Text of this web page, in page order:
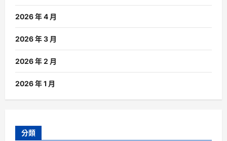
2026 年 4 月
2026 年 3 月
2026 年 2 月
2026 年 1 月
分類